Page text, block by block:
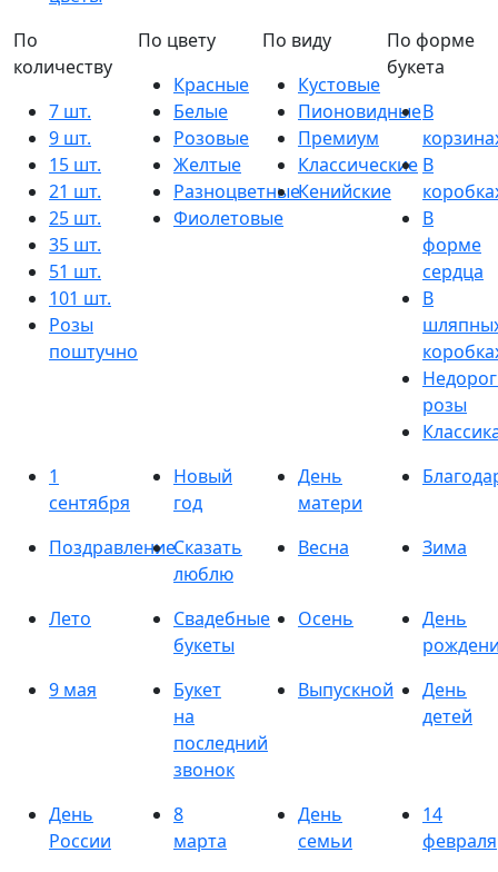
По
количеству
7 шт.
9 шт.
15 шт.
21 шт.
25 шт.
35 шт.
51 шт.
101 шт.
Розы
поштучно
По цвету
Красные
Белые
Розовые
Желтые
Разноцветные
Фиолетовые
По виду
Кустовые
Пионовидные
Премиум
Классические
Кенийские
По форме
букета
В
В
В
форме
сердца
В
розы
1
сентября
Новый
год
День
матери
ПоздравлениеСказать
люблю
Весна Зима
Лето
Свадебные
букеты
Осень
День
9 мая
Букет
на
последний
звонок
Выпускной
День
детей
День
России
8
марта
День
семьи
14
февраля